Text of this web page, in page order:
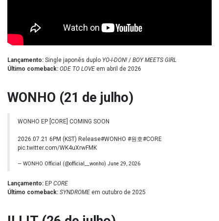
Lançamento: Single japonês duplo YO-I-DON! / BOY MEETS GIRL
Último comeback: ODE TO LOVE em abril de 2026
WONHO (21 de julho)
WONHO EP [CORE] COMING SOON
2026.07.21 6PM (KST) Release#WONHO #원호#CORE
pic.twitter.com/WK4uXrwFMK
— WONHO Official (@official__wonho) June 29, 2026
Lançamento: EP CORE
Último comeback: SYNDROME em outubro de 2025